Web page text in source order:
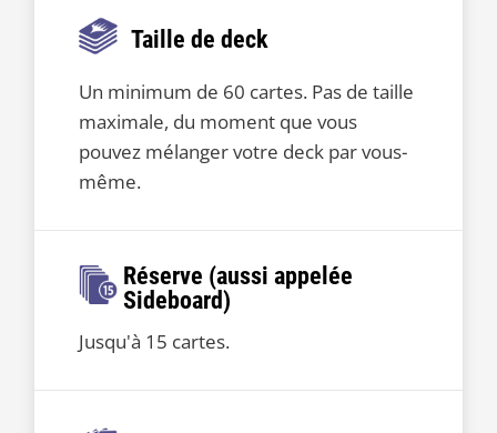
Taille de deck
Un minimum de 60 cartes. Pas de taille
maximale, du moment que vous
pouvez mélanger votre deck par vous-
même.
Réserve (aussi appelée
Sideboard)
Jusqu'à 15 cartes.